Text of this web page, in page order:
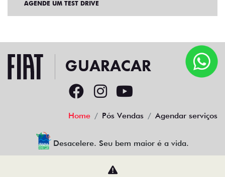
AGENDE UM TEST DRIVE
Home Pós Vendas Agendar serviços
Desacelere. Seu bem maior é a vida.